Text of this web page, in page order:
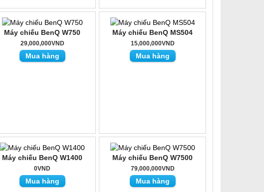
Máy chiếu BenQ W750
29,000,000VND
Mua hàng
Máy chiếu BenQ MS504
15,000,000VND
Mua hàng
Máy chiếu BenQ W1400
0VND
Mua hàng
Máy chiếu BenQ W7500
79,000,000VND
Mua hàng